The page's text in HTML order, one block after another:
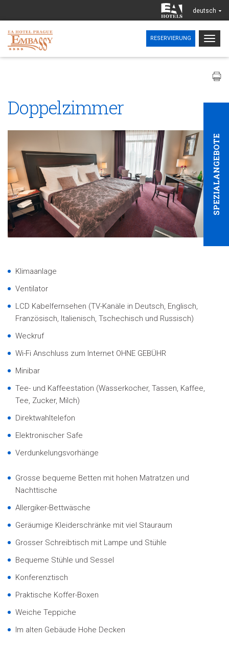
deutsch
RESERVIERUNG
SPEZIALANGEBOTE
Doppelzimmer
Klimaanlage
Ventilator
LCD Kabelfernsehen (TV-Kanäle in Deutsch, Englisch,
Französisch, Italienisch, Tschechisch und Russisch)
Weckruf
Wi-Fi Anschluss zum Internet OHNE GEBÜHR
Minibar
Tee- und Kaffeestation (Wasserkocher, Tassen, Kaffee,
Tee, Zucker, Milch)
Direktwahltelefon
Elektronischer Safe
Verdunkelungsvorhänge
Grosse bequeme Betten mit hohen Matratzen und
Nachttische
Allergiker-Bettwäsche
Geräumige Kleiderschränke mit viel Stauraum
Grosser Schreibtisch mit Lampe und Stühle
Bequeme Stühle und Sessel
Konferenztisch
Praktische Koffer-Boxen
Weiche Teppiche
Im alten Gebäude Hohe Decken